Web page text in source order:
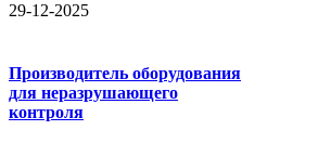
29-12-2025
Производитель оборудования
для неразрушающего
контроля